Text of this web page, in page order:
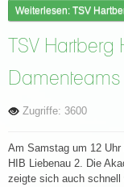
Weiterlesen: TSV
TSV
Zugriffe: 3600
Am Samstag um 12
HIB Liebenau 2. Die
zeigte sich auch